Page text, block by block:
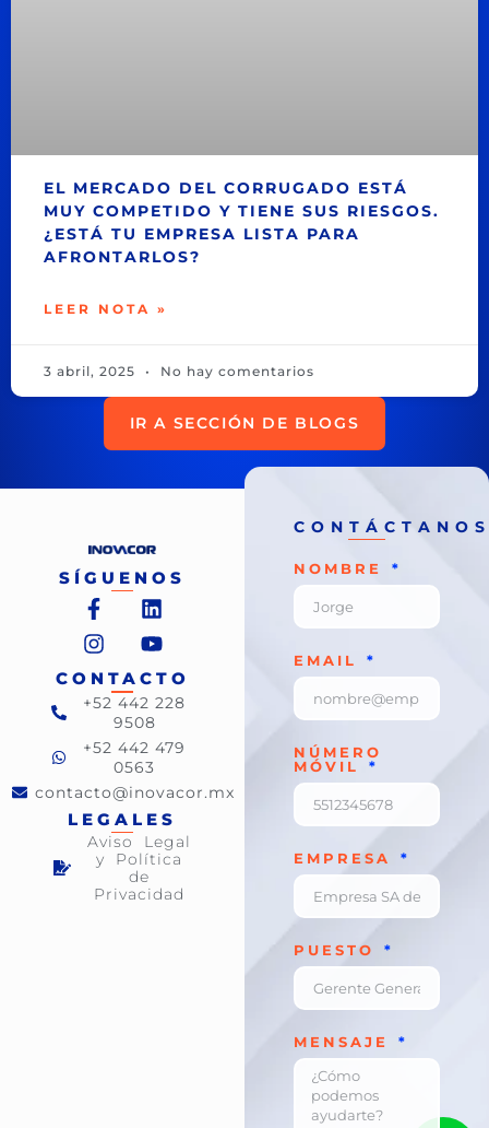
EL MERCADO DEL CORRUGADO ESTÁ
MUY COMPETIDO Y TIENE SUS RIESGOS.
¿ESTÁ TU EMPRESA LISTA PARA
AFRONTARLOS?
LEER NOTA »
3 abril, 2025 No hay comentarios
IR A SECCIÓN DE BLOGS
SÍGUENOS
CONTACTO
+52 442 228
9508
+52 442 479
0563
contacto@inovacor.mx
LEGALES
Aviso Legal
y Política
de
Privacidad
NOMBRE
EMAIL
NÚMERO
MÓVIL
EMPRESA
PUESTO
MENSAJE